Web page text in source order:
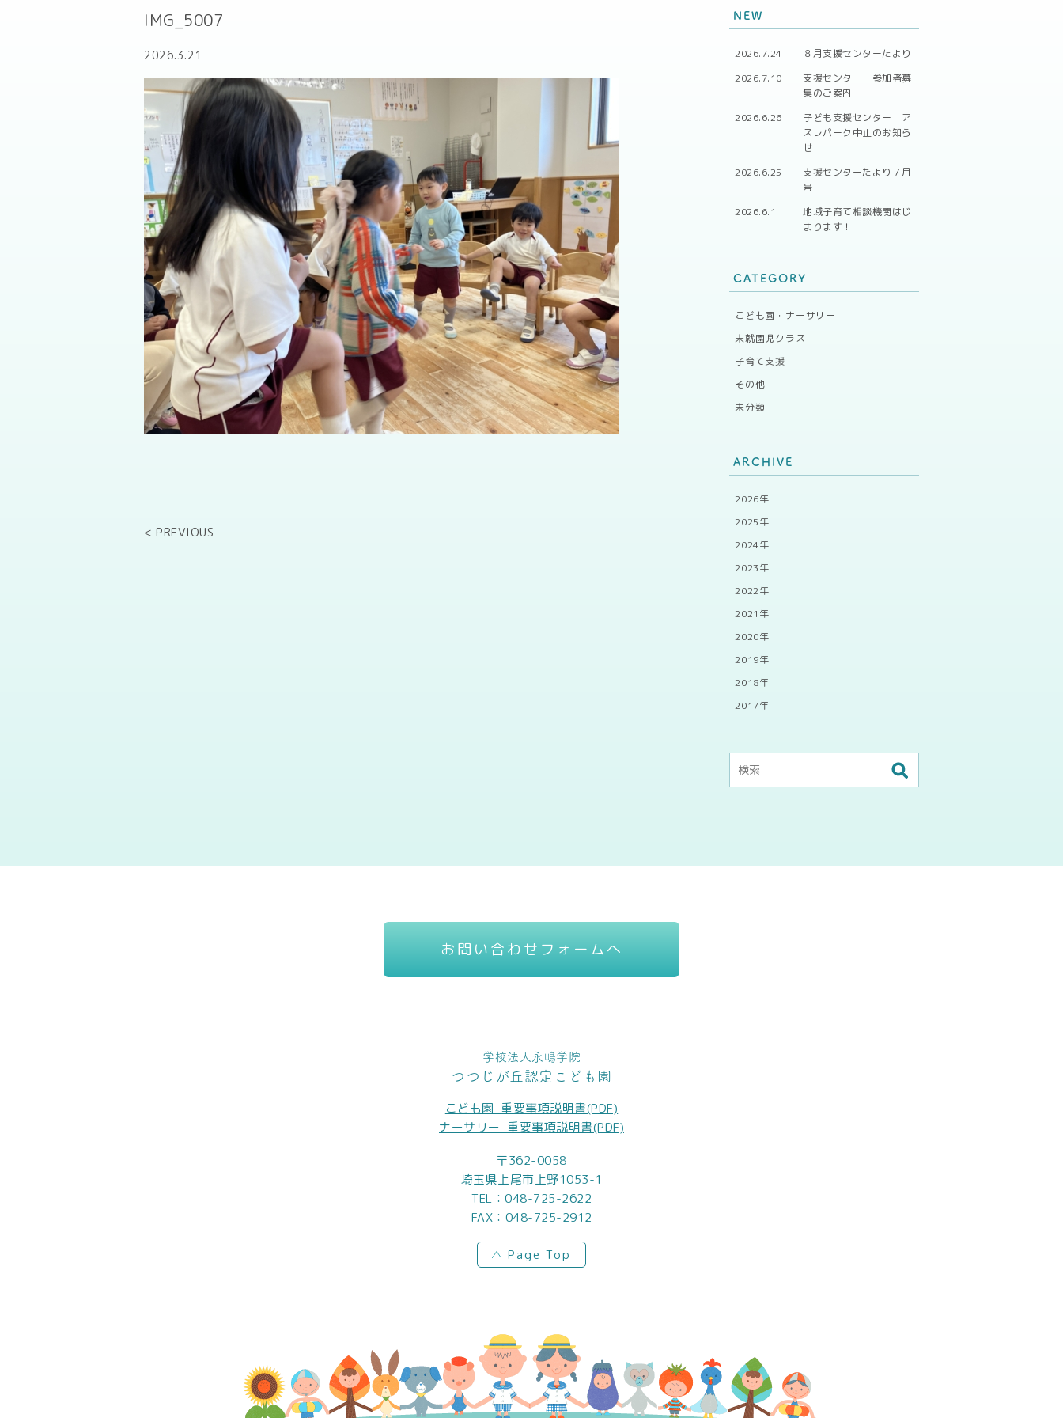
IMG_5007
2026.3.21
< PREVIOUS
NEW
2026.7.24
８月支援センターたより
2026.7.10
支援センター 参加者募
集のご案内
2026.6.26
子ども支援センター ア
スレパーク中止のお知ら
せ
2026.6.25
支援センターたより７月
号
2026.6.1
地域子育て相談機関はじ
まります！
CATEGORY
こども園・ナーサリー
未就園児クラス
子育て支援
その他
未分類
ARCHIVE
2026年
2025年
2024年
2023年
2022年
2021年
2020年
2019年
2018年
2017年
お問い合わせフォームへ
学校法人永嶋学院
つつじが丘認定こども園
こども園_重要事項説明書(PDF)
ナーサリー_重要事項説明書(PDF)
〒362-0058
埼玉県上尾市上野1053-1
TEL： 048-725-2622
FAX：048-725-2912
Page Top